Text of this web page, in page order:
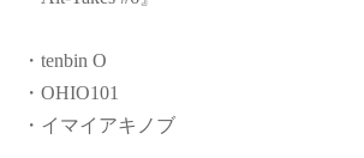
・tenbin O
・OHIO101
・イマイアキノブ